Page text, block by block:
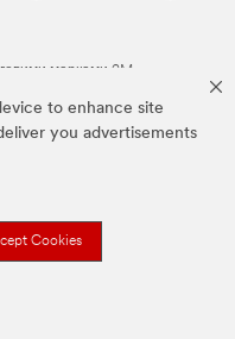
to enhance site
you advertisements
Cookies
марками 3M.